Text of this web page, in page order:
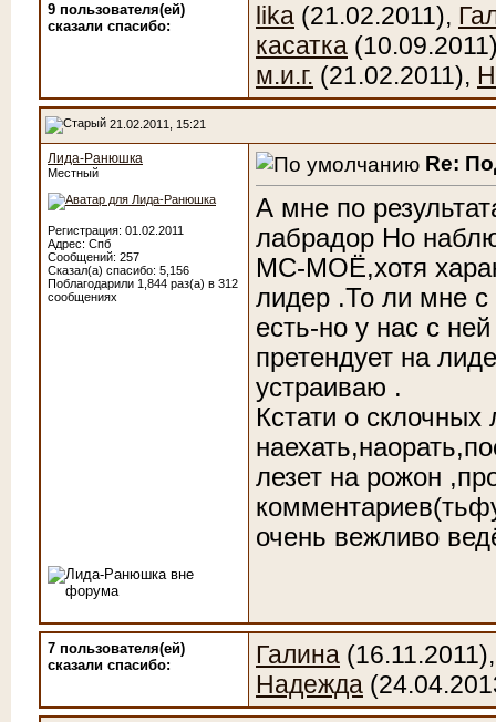
9 пользователя(ей)
сказали cпасибо:
lika (21.02.2011),
касатка
м.и.г. (21.02.2011),
21.02.2011, 15:21
Лида-Ранюшка
Местный
Регистрация: 01.02.2011
Адрес: Спб
Сообщений: 257
Сказал(а) спасибо: 5,156
Поблагодарили 1,844 раз(а) в 312
сообщениях
Re:
А мне по
лабрадор Но
МС-МОЁ,хотя
лидер .То ли мне с
есть-но у нас с
претендует на
устраиваю .
Кстати о
лезет на рожон
очень вежливо
7 пользователя(ей)
сказали cпасибо:
Галина
Надежда